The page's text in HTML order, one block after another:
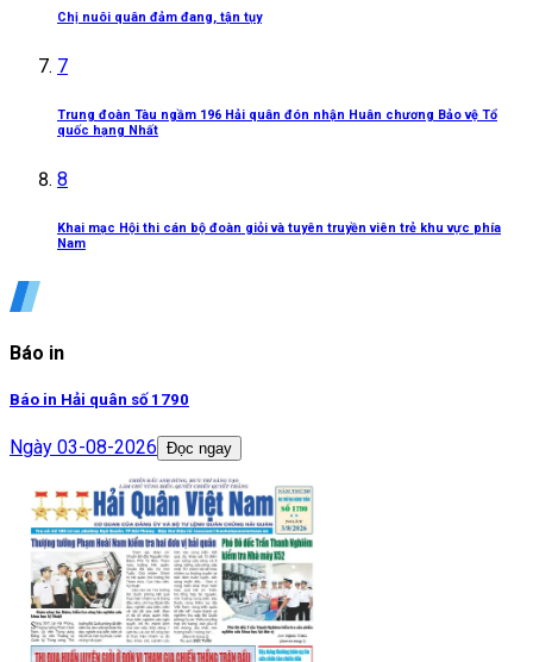
Chị nuôi quân đảm đang, tận tụy
7
Trung đoàn Tàu ngầm 196 Hải quân đón nhận Huân chương Bảo vệ Tổ
quốc hạng Nhất
8
Khai mạc Hội thi cán bộ đoàn giỏi và tuyên truyền viên trẻ khu vực phía
Nam
Báo in
Báo in Hải quân số 1790
Ngày 03-08-2026 Đọc ngay